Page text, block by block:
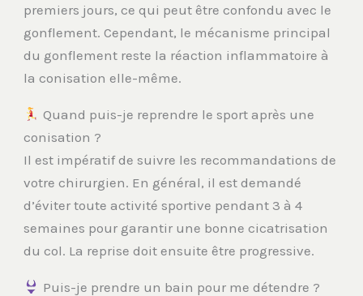
premiers jours, ce qui peut être confondu avec le
gonflement. Cependant, le mécanisme principal
du gonflement reste la réaction inflammatoire à
la conisation elle-même.
Quand puis-je reprendre le sport après une
conisation ?
Il est impératif de suivre les recommandations de
votre chirurgien. En général, il est demandé
d’éviter toute activité sportive pendant 3 à 4
semaines pour garantir une bonne cicatrisation
du col. La reprise doit ensuite être progressive.
Puis-je prendre un bain pour me détendre ?